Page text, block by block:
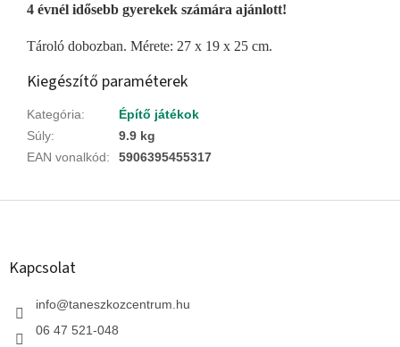
4 évnél idősebb gyerekek számára ajánlott!
Tároló dobozban. Mérete: 27 x 19 x 25 cm.
Kiegészítő paraméterek
Kategória:
Építő játékok
Súly:
9.9 kg
EAN vonalkód: 5906395455317
L
Kapcsolat
info@taneszkozcentrum.hu
06 47 521-048